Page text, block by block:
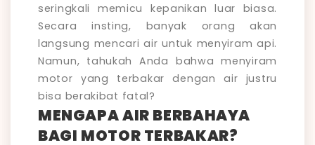
seringkali memicu kepanikan luar biasa.
Secara insting, banyak orang akan
langsung mencari air untuk menyiram api.
Namun, tahukah Anda bahwa menyiram
motor yang terbakar dengan air justru
bisa berakibat fatal?
MENGAPA AIR BERBAHAYA
BAGI MOTOR TERBAKAR?